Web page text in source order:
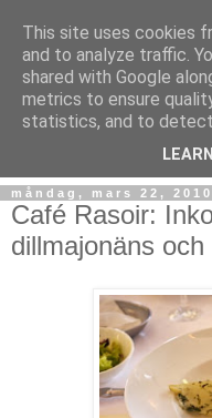
måndag, mars 22, 2010
Café Rasoir:
dillmajonäns och
This site uses cookies
and to analyze traffic.
shared with Google
metrics to ensure
statistics, and to detect